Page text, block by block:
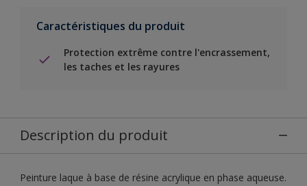
Caractéristiques du produit
Protection extrême contre l'encrassement,
les taches et les rayures
Description du produit
Peinture laque à base de résine acrylique en phase aqueuse.